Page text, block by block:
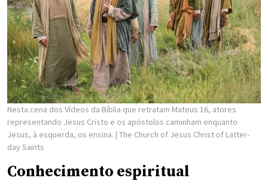
Nesta cena dos Vídeos da Bíblia que retratam Mateus 16, atores
representando Jesus Cristo e os apóstolos caminham enquanto
Jesus, à esquerda, os ensina. | The Church of Jesus Christ of Latter-
day Saints
Conhecimento espiritual